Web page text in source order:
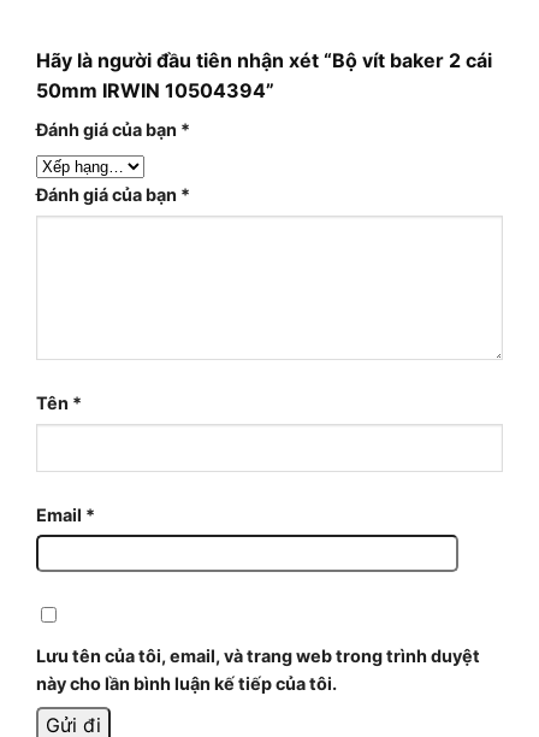
Hãy là người đầu tiên nhận xét “Bộ vít baker 2 cái
50mm IRWIN 10504394”
Đánh giá của bạn *
Đánh giá của bạn *
Tên *
Email *
Lưu tên của tôi, email, và trang web trong trình duyệt
này cho lần bình luận kế tiếp của tôi.